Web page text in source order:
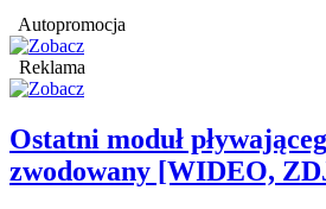
Autopromocja
Reklama
Ostatni moduł
zwodowany [WIDEO,